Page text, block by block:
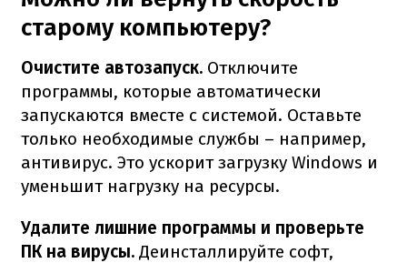
старому компьютеру?
Очистите автозапуск. Отключите
программы, которые автоматически
запускаются вместе с системой. Оставьте
только необходимые службы – например,
антивирус. Это ускорит загрузку Windows и
уменьшит нагрузку на ресурсы.
Удалите лишние программы и проверьте
ПК на вирусы. Деинсталлируйте софт,